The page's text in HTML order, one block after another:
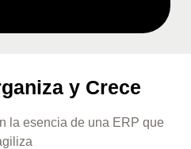
y Crece
la esencia de una ERP que